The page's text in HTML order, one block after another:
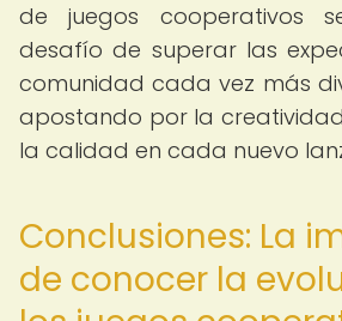
de juegos cooperativos
desafío de superar las
comunidad cada vez más
apostando por la
la calidad en cada nuevo
Conclusiones: La
de conocer la